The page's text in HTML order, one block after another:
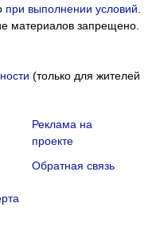
при выполнении условий
материалов запрещено.
(только для жителей
Реклама на
проекте
Обратная связь